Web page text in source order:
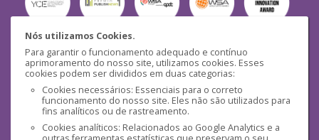
Nós utilizamos Cookies.
Para garantir o funcionamento adequado e contínuo
aprimoramento do nosso site, utilizamos cookies. Esses
cookies podem ser divididos em duas categorias:
Cookies necessários: Essenciais para o correto
funcionamento do nosso site. Eles não são utilizados para
fins analíticos ou de rastreamento.
Cookies analíticos: Relacionados ao Google Analytics e a
Segurança